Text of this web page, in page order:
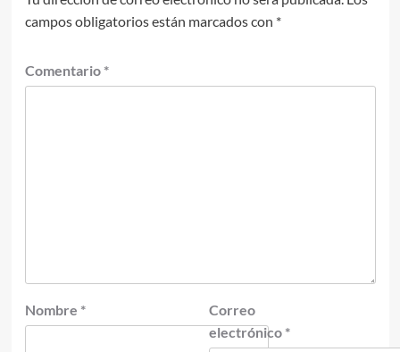
campos obligatorios están marcados con *
Comentario *
Nombre *
Correo
electrónico *